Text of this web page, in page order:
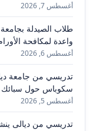
أغسطس 7, 2026
طلاب الصيدلة
واعدة لمكافحة
أغسطس 6, 2026
تدريسي من جامعة
سكوباس حول سبائك
أغسطس 5, 2026
تدريسي من ديالى